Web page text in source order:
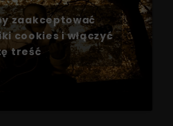
zaakceptować
cookies i włączyć
treść